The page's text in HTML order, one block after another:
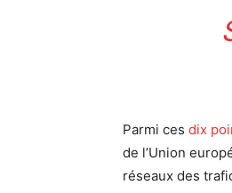
Parmi ces dix
de l’Union
réseaux des